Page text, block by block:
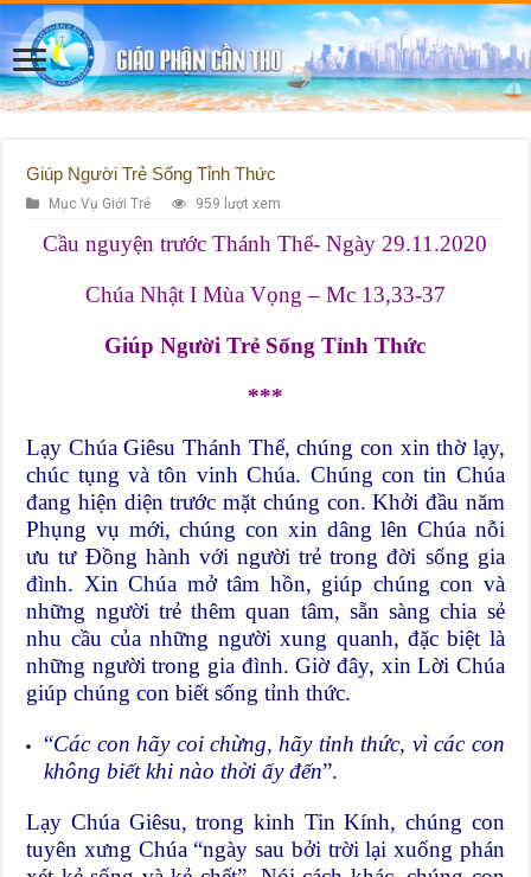
Giúp Người Trẻ Sống Tỉnh Thức
Mục Vụ Giới Trẻ 959 lượt xem
Cầu nguyện trước Thánh Thể- Ngày 29.11.2020
Chúa Nhật I Mùa Vọng – Mc 13,33-37
Giúp Người Trẻ Sống Tỉnh Thức
***
Lạy Chúa Giêsu Thánh Thể, chúng con xin thờ lạy,
chúc tụng và tôn vinh Chúa. Chúng con tin Chúa
đang hiện diện trước mặt chúng con. Khởi đầu năm
Phụng vụ mới, chúng con xin dâng lên Chúa nỗi
ưu tư Đồng hành với người trẻ trong đời sống gia
đình. Xin Chúa mở tâm hồn, giúp chúng con và
những người trẻ thêm quan tâm, sẵn sàng chia sẻ
nhu cầu của những người xung quanh, đặc biệt là
những người trong gia đình. Giờ đây, xin Lời Chúa
giúp chúng con biết sống tỉnh thức.
“Các con hãy coi chừng, hãy tỉnh thức, vì các con
không biết khi nào thời ấy đến”.
Lạy Chúa Giêsu, trong kinh Tin Kính, chúng con
tuyên xưng Chúa “ngày sau bởi trời lại xuống phán